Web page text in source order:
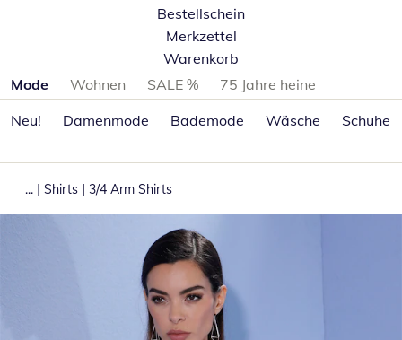
Bestellschein
Merkzettel
Warenkorb
Produktkategorien überspringen
Mode Wohnen SALE %
75 Jahre heine
Neu!
Damenmode Bademode Wäsche Schuhe
... | Shirts | 3/4 Arm Shirts